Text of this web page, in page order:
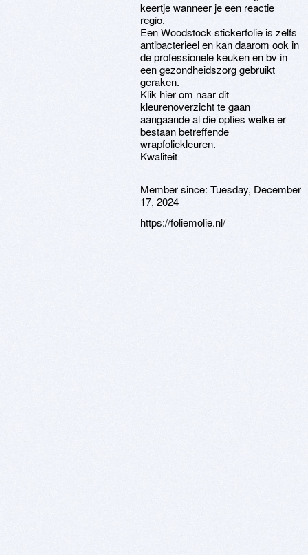
keertje wanneer je een reactie
regio.
Een Woodstock stickerfolie is zelfs
antibacterieel en kan daarom ook in
de professionele keuken en bv in
een gezondheidszorg gebruikt
geraken.
Klik hier om naar dit
kleurenoverzicht te gaan
aangaande al die opties welke er
bestaan betreffende
wrapfoliekleuren.
Kwaliteit
Member since: Tuesday, December
17, 2024
https://foliemolie.nl/